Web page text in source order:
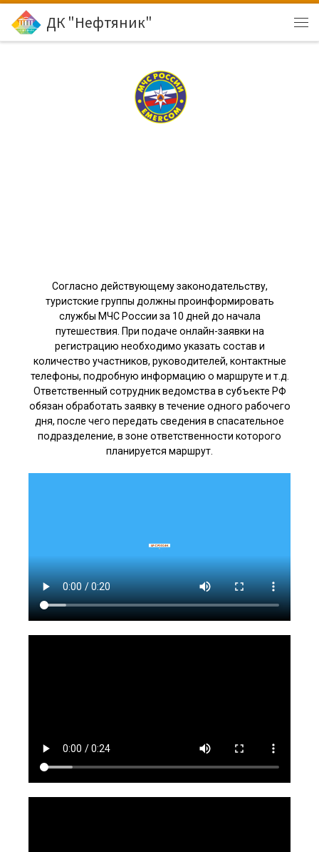
Перейти к содержимому
ДК "Нефтяник"
Согласно действующему законодательству,
туристские группы должны проинформировать
службы МЧС России за 10 дней до начала
путешествия. При подаче онлайн-заявки на
регистрацию необходимо указать состав и
количество участников, руководителей, контактные
телефоны, подробную информацию о маршруте и т.д.
Ответственный сотрудник ведомства в субъекте РФ
обязан обработать заявку в течение одного рабочего
дня, после чего передать сведения в спасательное
подразделение, в зоне ответственности которого
планируется маршрут.